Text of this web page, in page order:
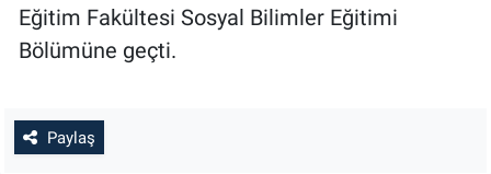
Eğitim Fakültesi Sosyal Bilimler Eğitimi
Bölümüne geçti.
Paylaş